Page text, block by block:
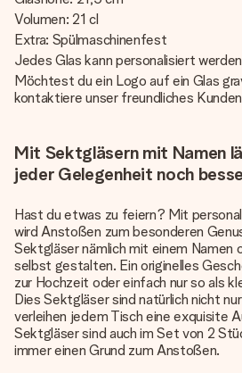
Volumen: 21 cl
Extra: Spülmaschinenfest
Jedes Glas kann personalisiert werden
Möchtest du ein Logo auf ein Glas
kontaktiere unser freundliches
Mit Sektgläsern mit Namen
jeder Gelegenheit noch
Hast du etwas zu feiern? Mit
wird Anstoßen zum besonderen
Sektgläser nämlich mit einem Namen
selbst gestalten. Ein originelles
zur Hochzeit oder einfach nur so als
Dies Sektgläser sind natürlich nicht
verleihen jedem Tisch eine exquisite
Sektgläser sind auch im Set von 2
immer einen Grund zum Anstoßen.